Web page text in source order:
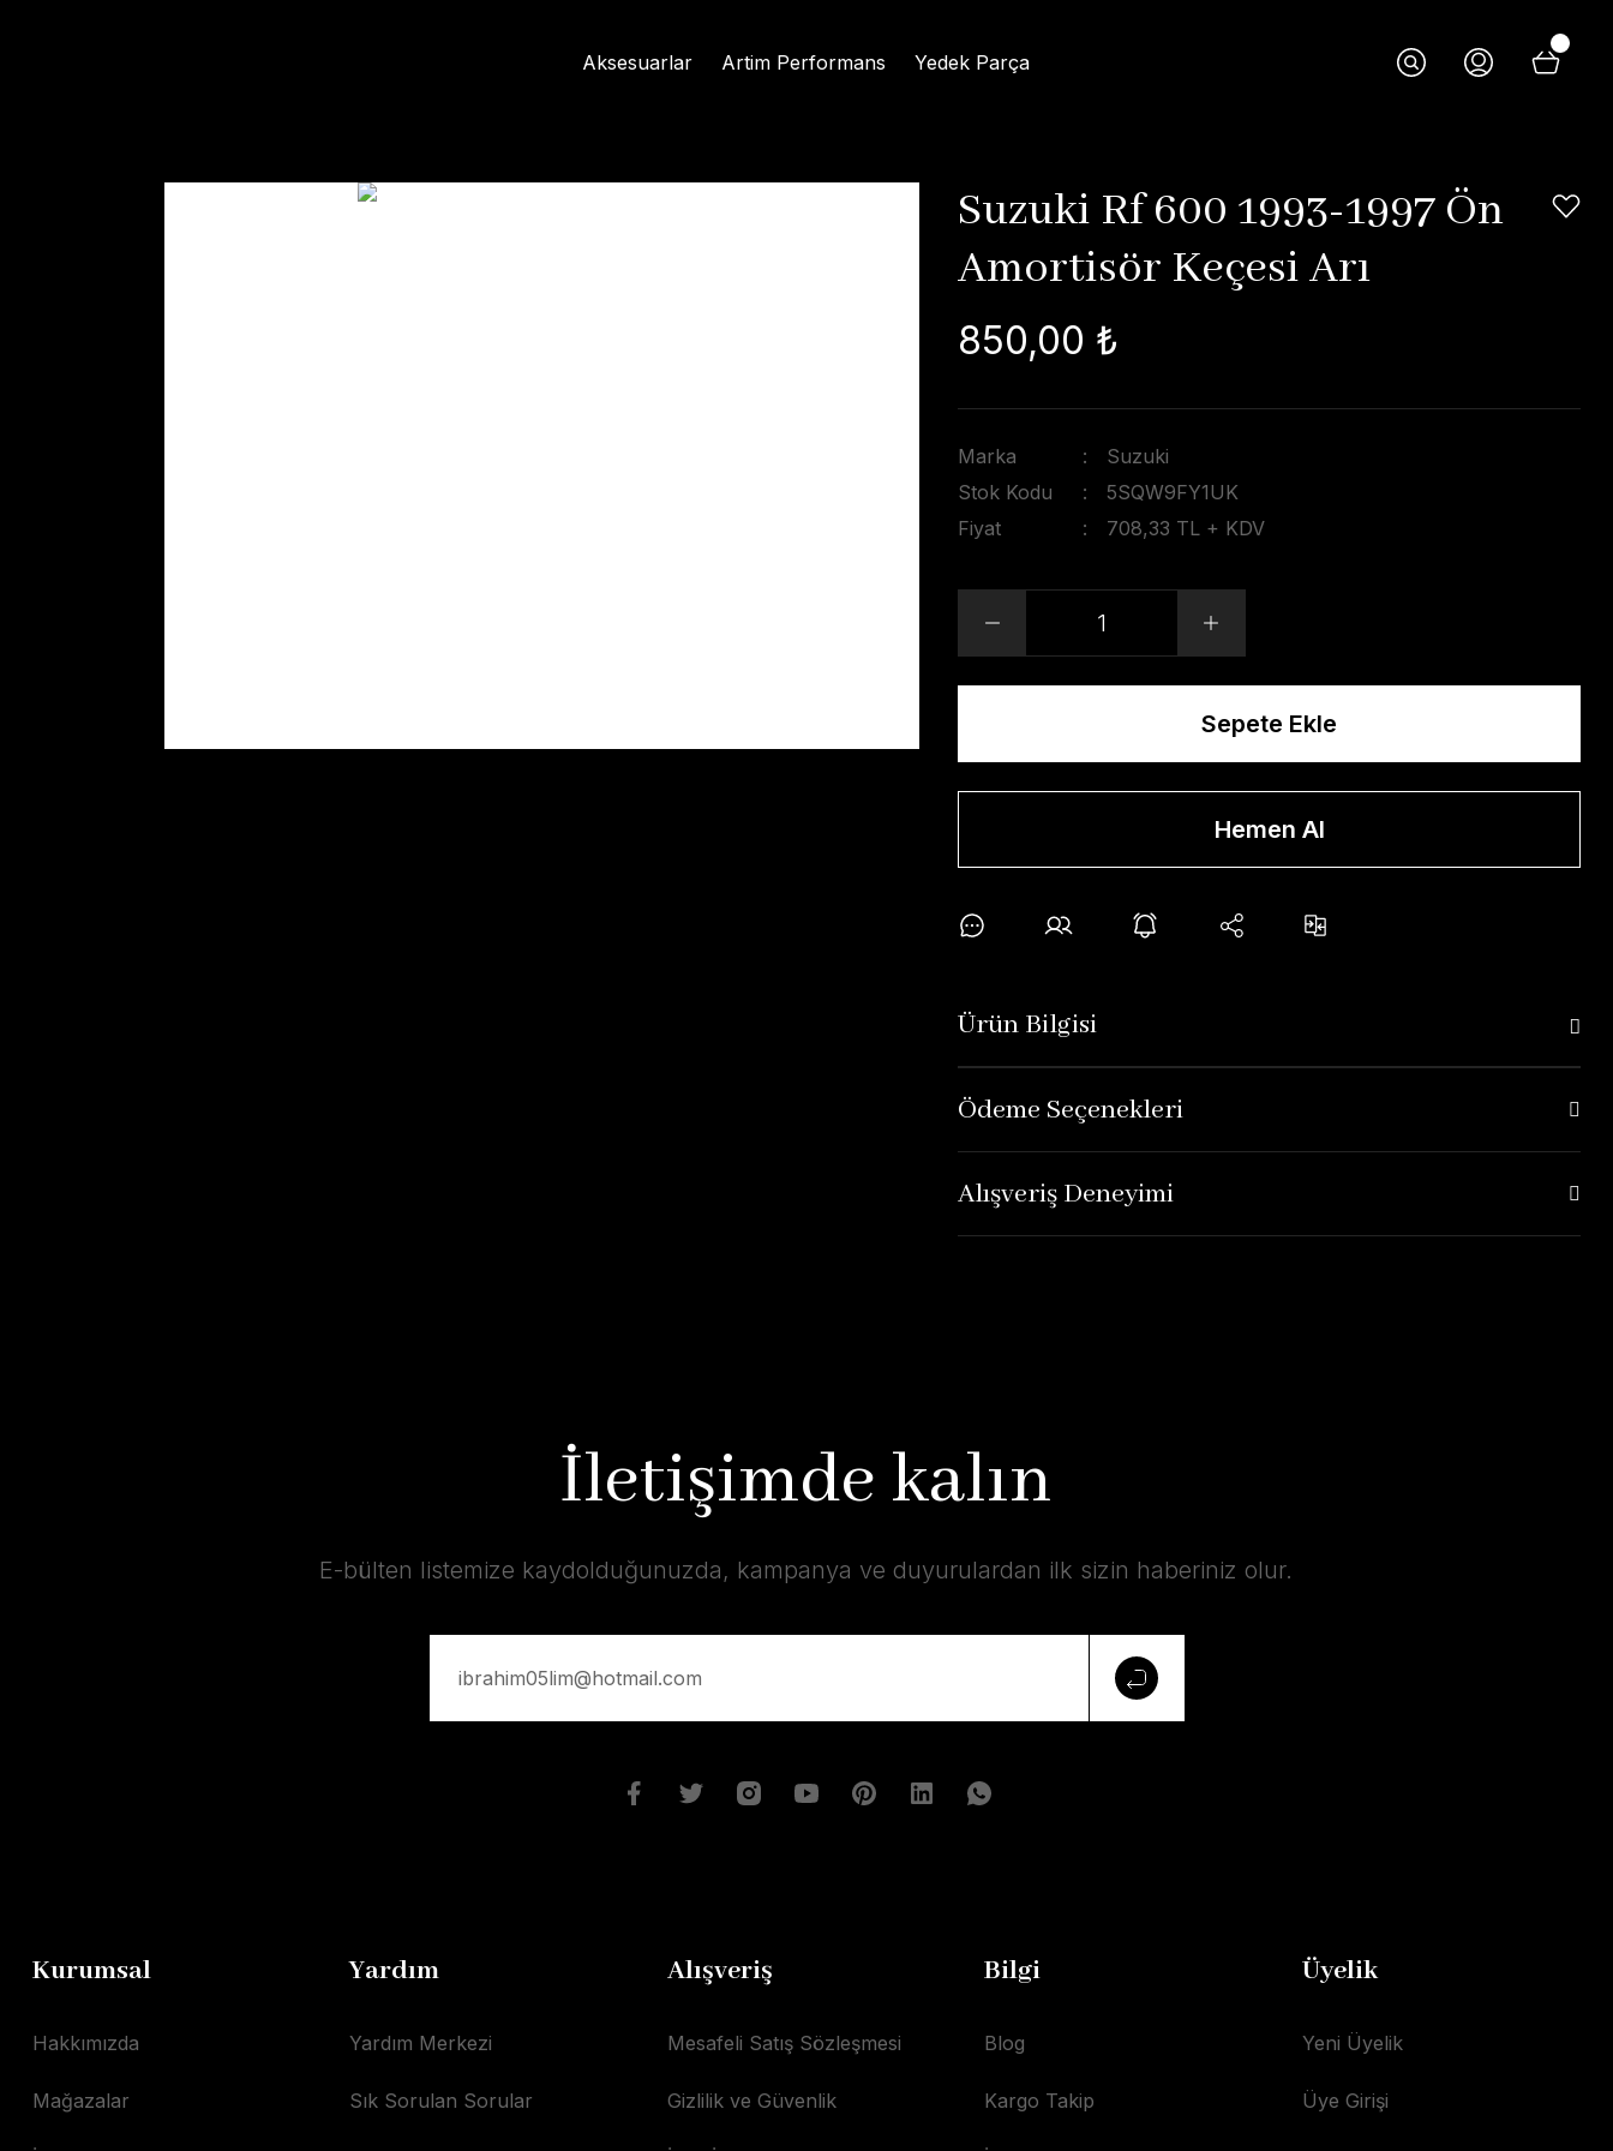
Aksesuarlar Artim Performans Yedek Parça
Suzuki Rf 600 1993-1997 Ön
Amortisör Keçesi Arı
850,00 ₺
Marka
Suzuki
Stok Kodu
5SQW9FY1UK
Fiyat
708,33 TL + KDV
Sepete Ekle
Hemen Al
Ürün Bilgisi
Ödeme Seçenekleri
Alışveriş Deneyimi
İletişimde kalın
E-bülten listemize kaydolduğunuzda, kampanya ve duyurulardan ilk sizin haberiniz olur.
Kurumsal
Hakkımızda
Mağazalar
Yardım
Yardım Merkezi
Sık Sorulan Sorular
Alışveriş
Mesafeli Satış Sözleşmesi
Gizlilik ve Güvenlik
Bilgi
Blog
Kargo Takip
Üyelik
Yeni Üyelik
Üye Girişi